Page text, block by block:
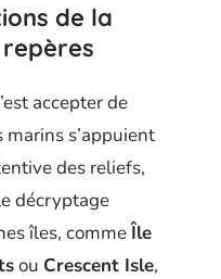
de la
accepter de
marins s’appuient
des reliefs,
décryptage
îles, commeÎle
ou Crescent Isle,